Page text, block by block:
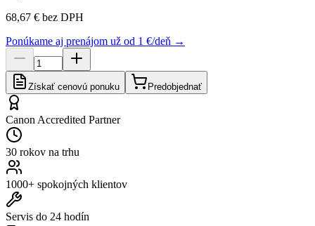
68,67 € bez DPH
Ponúkame aj prenájom už od 1 €/deň →
Získať cenovú ponuku Predobjednať
Canon Accredited Partner
30 rokov na trhu
1000+ spokojných klientov
Servis do 24 hodín